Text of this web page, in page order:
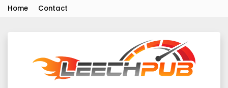
Home Contact